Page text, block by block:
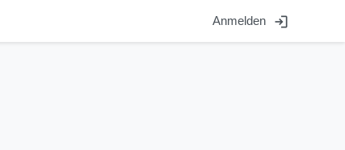
Anmelden login